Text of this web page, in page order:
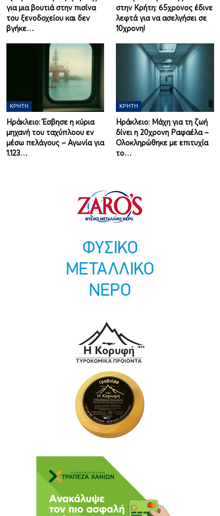
για μια βουτιά στην πισίνα
του ξενοδοχείου και δεν
βγήκε…
στην Κρήτη: 65χρονος έδινε
λεφτά για να ασελγήσει σε
10χρονη!
ΚΡΉΤΗ
Ηράκλειο: Έσβησε η κύρια
μηχανή του ταχύπλοου εν
μέσω πελάγους – Αγωνία για
1.123…
ΚΡΉΤΗ
Ηράκλειο: Μάχη για τη ζωή
δίνει η 20χρονη Ραφαέλα –
Ολοκληρώθηκε με επιτυχία
το…